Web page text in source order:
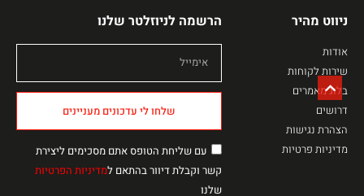
ניווט מהיר
אודות
שירות לקוחות
בלוג מאמרים
דרושים
הצהרת נגישות
מדיניות פרטיות
הרשמה לניוזלטר שלנו
עם שליחת הטופס אתם מסכימים ליצירת
קשר וקבלת דיוור בהתאם למדיניות הפרטיות
שלנו
שלחו לי עדכונים מעניינים